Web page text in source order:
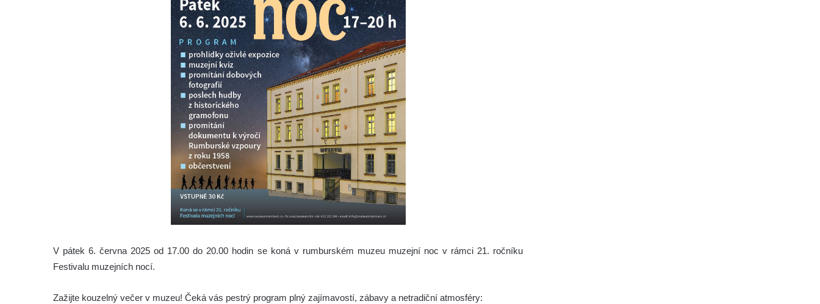
V pátek 6. června 2025 od 17.00 do 20.00 hodin se koná v rumburském muzeu muzejní noc v rámci 21. ročníku
Festivalu muzejních nocí.
Zažijte kouzelný večer v muzeu! Čeká vás pestrý program plný zajímavostí, zábavy a netradiční atmosféry: